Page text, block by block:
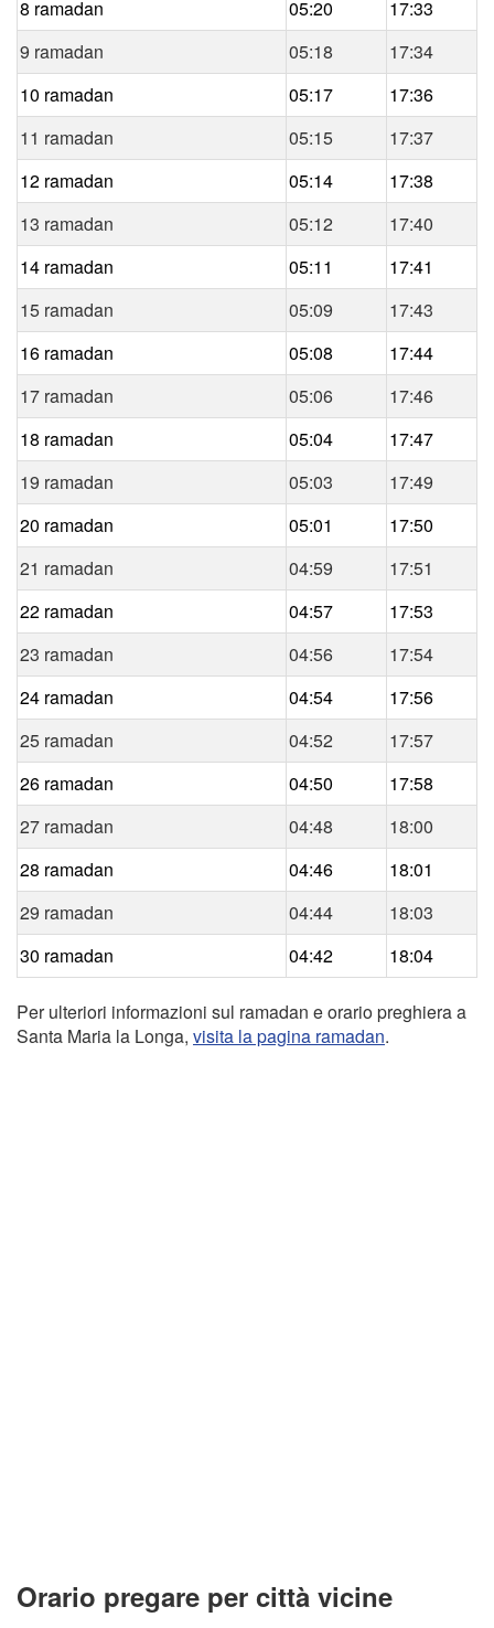
8 ramadan 05:20
17:33
9 ramadan
05:18
17:34
10 ramadan
05:17
17:36
11 ramadan
05:15
17:37
12 ramadan
05:14
17:38
13 ramadan
05:12
17:40
14 ramadan
05:11
17:41
15 ramadan
05:09
17:43
16 ramadan
05:08
17:44
17 ramadan
05:06
17:46
18 ramadan
05:04
17:47
19 ramadan
05:03
17:49
20 ramadan
05:01
17:50
21 ramadan
04:59
17:51
22 ramadan
04:57
17:53
23 ramadan
04:56
17:54
24 ramadan
04:54
17:56
25 ramadan
04:52
17:57
26 ramadan
04:50
17:58
27 ramadan
04:48
18:00
28 ramadan
04:46
18:01
29 ramadan
04:44
18:03
30 ramadan
04:42 18:04
Per ulteriori informazioni sul ramadan e orario preghiera a
Santa Maria la Longa, visita la pagina ramadan.
Orario pregare per città vicine